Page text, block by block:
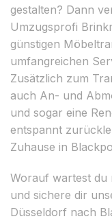
gestalten? Dann
Umzugsprofi
günstigen
umfangreichen
Zusätzlich zum
auch An- und
und sogar eine
entspannt
Zuhause in
Worauf wartest du
und sichere dir
Düsseldorf nach